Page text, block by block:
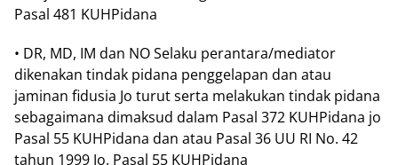
Pasal 481 KUHPidana
• DR, MD, IM dan NO Selaku perantara/mediator
dikenakan tindak pidana penggelapan dan atau
jaminan fidusia Jo turut serta melakukan tindak pidana
sebagaimana dimaksud dalam Pasal 372 KUHPidana jo
Pasal 55 KUHPidana dan atau Pasal 36 UU RI No. 42
tahun 1999 Jo. Pasal 55 KUHPidana